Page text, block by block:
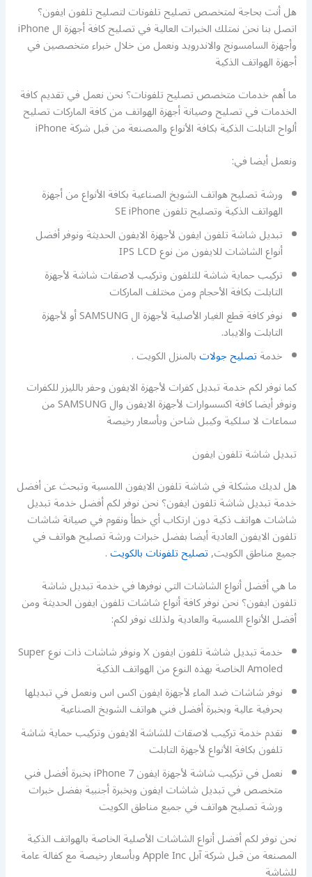
هل أنت بحاجة لمتخصص تصليح تلفونات لتصليح تلفون ايفون؟
اتصل بنا نحن نمتلك الخبرات العالية في تصليح كافة أجهزة ال iPhone
وأجهزة السامسونج والاندرويد ونعمل من خلال خبراء متخصصين في
أجهزة الهواتف الذكية
ما أهم خدمات متخصص تصليح تلفونات؟ نحن نعمل في تقديم كافة
الخدمات في تصليح وصيانة أجهزة الهواتف من كافة الماركات تصليح
ألواح التابلت الذكية بكافة الأنواع والمصنعة من قبل شركة iPhone
ونعمل أيضا في:
ورشة تصليح هواتف الشويخ الصناعية بكافة الأنواع من أجهزة
الهواتف الذكية وتصليح تلفون SE iPhone
تبديل شاشة تلفون ايفون لأجهزة الايفون الحديثة ونوفر أفضل
أنواع الشاشات للايفون من نوع IPS LCD
تركيب حماية شاشة للتلفون وتركيب لاصقات شاشة لأجهزة
التابلت بكافة الأحجام ومن مختلف الماركات
نوفر كافة قطع الغيار الأصلية لأجهزة ال SAMSUNG أو لأجهزة
التابلت والايباد.
خدمةتصليح جولاتبالمنزل الكويت .
كما نوفر لكم خدمة تبديل كفرات لأجهزة الايفون وحفر بالليزر للكفرات
ونوفر أيضا كافة اكسسوارات لأجهزة الايفون وال SAMSUNG من
سماعات لا سلكية وكيبل شاحن وبأسعار رخيصة
تبديل شاشة تلفون ايفون
هل لديك مشكلة في شاشة تلفون الايفون اللمسية وتبحث عن أفضل
خدمة تبديل شاشة تلفون ايفون؟ نحن نوفر لكم أفضل خدمة تبديل
شاشات هواتف ذكية دون ارتكاب أي خطأ ونقوم في صيانة شاشات
تلفون الايفون العادية أيضا بفضل خبرات ورشة تصليح هواتف في
جميع مناطق الكويت,تصليح تلفونات بالكويت.
ما هي أفضل أنواع الشاشات التي نوفرها في خدمة تبديل شاشة
تلفون ايفون؟ نحن نوفر كافة أنواع شاشات تلفون ايفون الحديثة ومن
أفضل الأنواع اللمسية والعادية ولذلك نوفر لكم:
خدمة تبديل شاشة تلفون ايفون X ونوفر شاشات ذات نوع Super
Amoled الخاصة بهذه النوع من الهواتف الذكية
نوفر شاشات ضد الماء لأجهزة ايفون اكس اس ونعمل في تبديلها
بحرفية عالية وبخبرة أفضل فني هواتف الشويخ الصناعية
نقدم خدمة تركيب لاصقات للشاشة الايفون وتركيب حماية شاشة
تلفون بكافة الأنواع لأجهزة التابلت
نعمل في تركيب شاشة لأجهزة ايفون 7 iPhone بخبرة أفضل فني
متخصص في تبديل شاشات ايفون وبخبرة أجنبية بفضل خبرات
ورشة تصليح هواتف في جميع مناطق الكويت
نحن نوفر لكم أفضل أنواع الشاشات الأصلية الخاصة بالهواتف الذكية
المصنعة من قبل شركة آبل Apple Inc وبأسعار رخيصة مع كفالة عامة
للشاشة